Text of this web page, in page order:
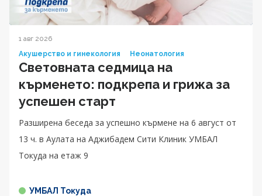
1 авг 2026
Акушерство и гинекология
Неонатология
Световната седмица на
кърменето: подкрепа и грижа за
успешен старт
Разширена беседа за успешно кърмене на 6 август от
13 ч. в Аулата на Аджибадем Сити Клиник УМБАЛ
Токуда на етаж 9
УМБАЛ Токуда